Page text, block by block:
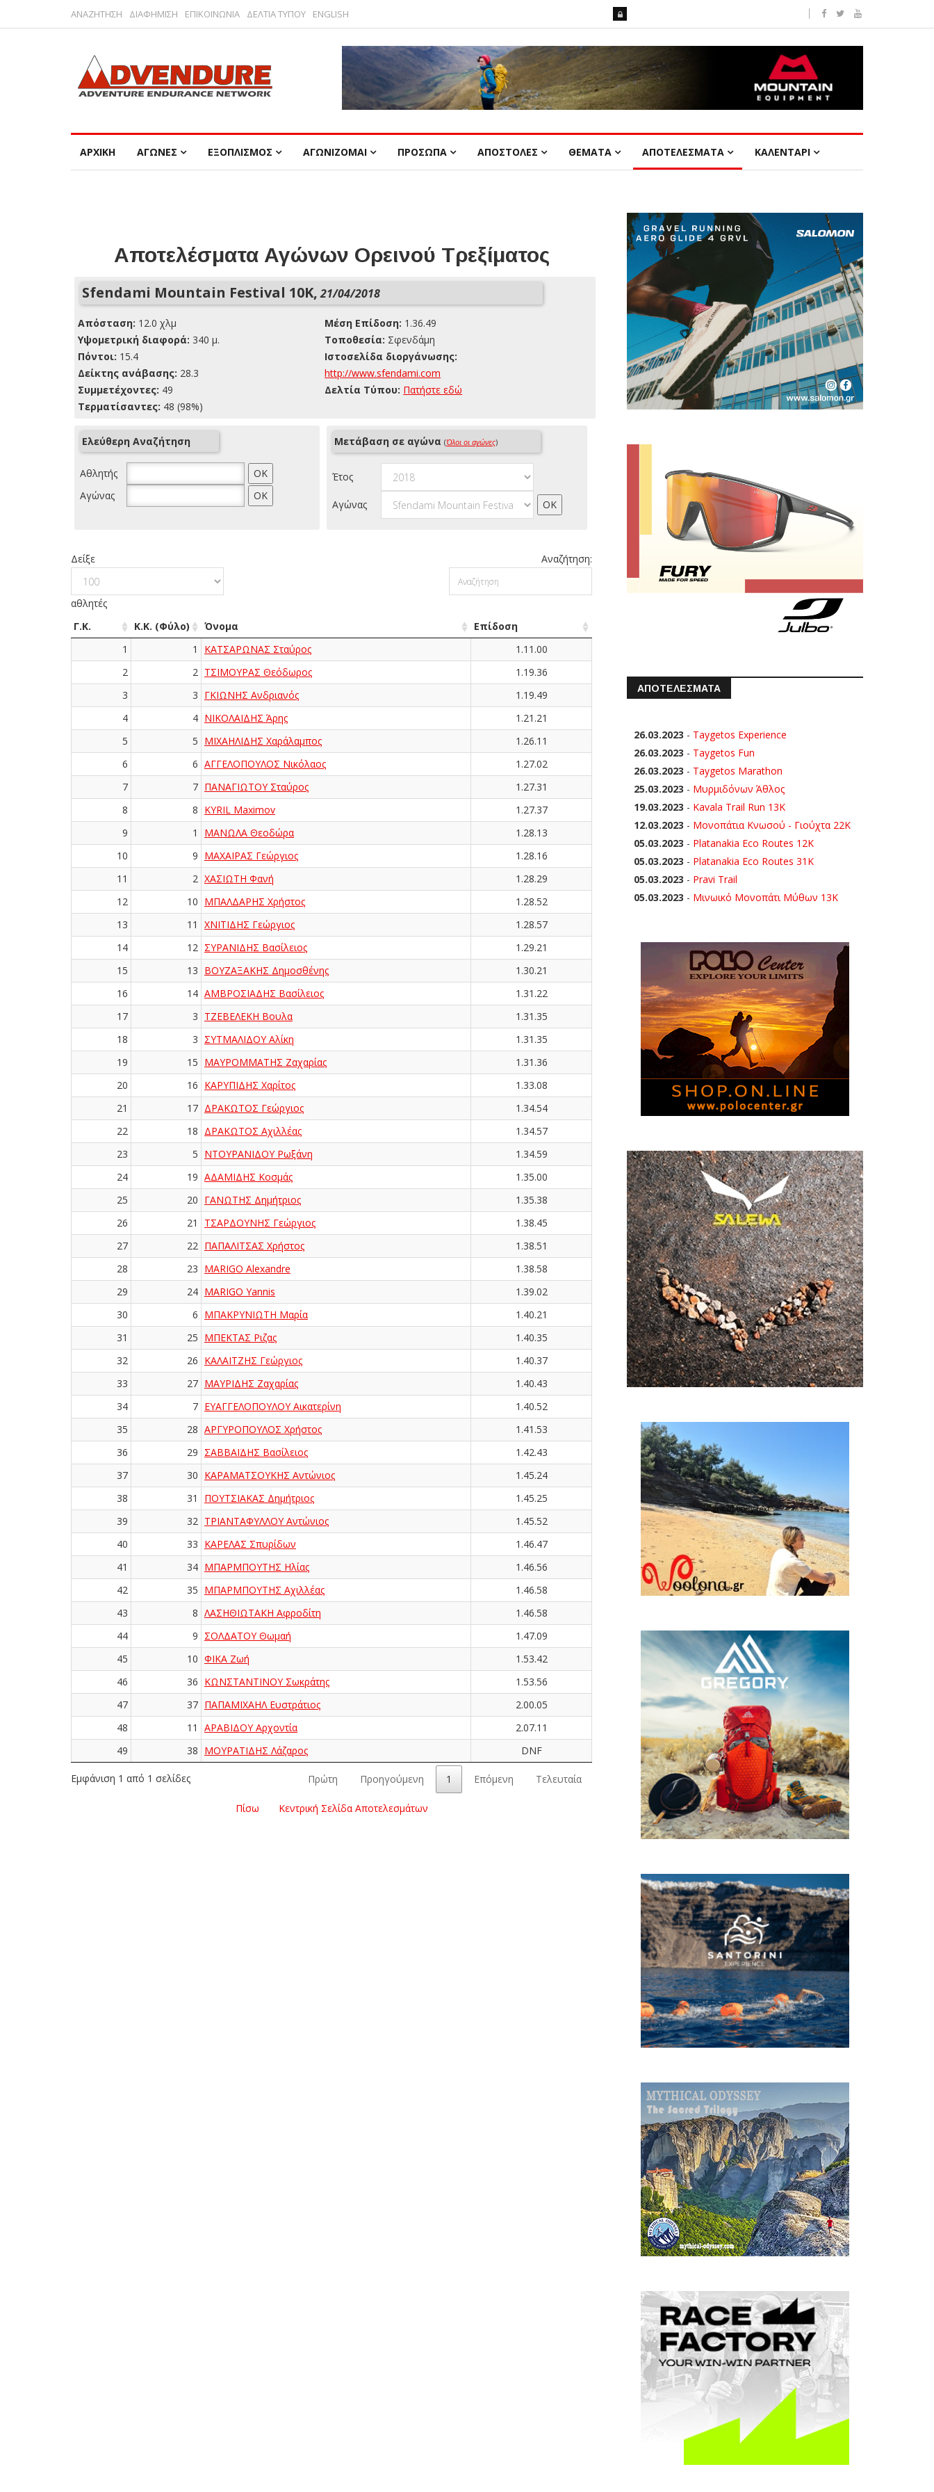
ΑΝΑΖΗΤΗΣΗ ΔΙΑΦΗΜΙΣΗ ΕΠΙΚΟΙΝΩΝΙΑ ΔΕΛΤΙΑ ΤΥΠΟΥ ENGLISH
ΑΡΧΙΚΗ ΑΓΩΝΕΣ ΕΞΟΠΛΙΣΜΟΣ ΑΓΩΝΙΖΟΜΑΙ ΠΡΟΣΩΠΑ ΑΠΟΣΤΟΛΕΣ ΘΕΜΑΤΑ ΑΠΟΤΕΛΕΣΜΑΤΑ ΚΑΛΕΝΤΑΡΙ
Αποτελέσματα Αγώνων Ορεινού Τρεξίματος
Sfendami Mountain Festival 10K,21/04/2018
Απόσταση: 12.0 χλμ
Yψομετρική διαφορά: 340 μ.
Πόντοι: 15.4
Δείκτης ανάβασης: 28.3
Συμμετέχοντες: 49
Τερματίσαντες: 48 (98%)
Μέση Επίδοση: 1.36.49
Τοποθεσία: Σφενδάμη
Ιστοσελίδα διοργάνωσης:
http://www.sfendami.com
Δελτία Τύπου: Πατήστε εδώ
Ελεύθερη Αναζήτηση
Αθλητής
Αγώνας
Μετάβαση σε αγώνα (Όλοι οι αγώνες)
Έτος
Αγώνας
Δείξε
αθλητές
Αναζήτηση:
Γ.Κ. Κ.Κ. (Φύλο) Όνομα
Επίδοση
1
1 ΚΑΤΣΑΡΩΝΑΣ Σταύρος
1.11.00
2
2 ΤΣΙΜΟΥΡΑΣ Θεόδωρος
1.19.36
3
3 ΓΚΙΩΝΗΣ Ανδριανός
1.19.49
4
4 ΝΙΚΟΛΑΪΔΗΣ Άρης
1.21.21
5
5 ΜΙΧΑΗΛΙΔΗΣ Χαράλαμπος
1.26.11
6
6 ΑΓΓΕΛΟΠΟΥΛΟΣ Νικόλαος
1.27.02
7
7 ΠΑΝΑΓΙΩΤΟΥ Σταύρος
1.27.31
8
8 KYRIL Maximov
1.27.37
9
1 ΜΑΝΩΛΑ Θεοδώρα
1.28.13
10
9 ΜΑΧΑΙΡΑΣ Γεώργιος
1.28.16
11
2 ΧΑΣΙΩΤΗ Φανή
1.28.29
12
10 ΜΠΑΛΔΑΡΗΣ Χρήστος
1.28.52
13
11 ΧΝΙΤΙΔΗΣ Γεώργιος
1.28.57
14
12 ΣΥΡΑΝΙΔΗΣ Βασίλειος
1.29.21
15
13 ΒΟΥΖΑΞΑΚΗΣ Δημοσθένης
1.30.21
16
14 ΑΜΒΡΟΣΙΑΔΗΣ Βασίλειος
1.31.22
17
3 ΤΖΕΒΕΛΕΚΗ Βουλα
1.31.35
18
3 ΣΥΤΜΑΛΙΔΟΥ Αλίκη
1.31.35
19
15 ΜΑΥΡΟΜΜΑΤΗΣ Ζαχαρίας
1.31.36
20
16 ΚΑΡΥΠΙΔΗΣ Χαρίτος
1.33.08
21
17 ΔΡΑΚΩΤΟΣ Γεώργιος
1.34.54
22
18 ΔΡΑΚΩΤΟΣ Αχιλλέας
1.34.57
23
5 ΝΤΟΥΡΑΝΙΔΟΥ Ρωξάνη
1.34.59
24
19 ΑΔΑΜΙΔΗΣ Κοσμάς
1.35.00
25
20 ΓΑΝΩΤΗΣ Δημήτριος
1.35.38
26
21 ΤΣΑΡΔΟΥΝΗΣ Γεώργιος
1.38.45
27
22 ΠΑΠΑΛΙΤΣΑΣ Χρήστος
1.38.51
28
23 MARIGO Alexandre
1.38.58
29
24 MARIGO Yannis
1.39.02
30
6 ΜΠΑΚΡΥΝΙΩΤΗ Μαρία
1.40.21
31
25 ΜΠΕΚΤΑΣ Ριζας
1.40.35
32
26 ΚΑΛΑΪΤΖΗΣ Γεώργιος
1.40.37
33
27 ΜΑΥΡΙΔΗΣ Ζαχαρίας
1.40.43
34
7 ΕΥΑΓΓΕΛΟΠΟΥΛΟΥ Αικατερίνη
1.40.52
35
28 ΑΡΓΥΡΟΠΟΥΛΟΣ Χρήστος
1.41.53
36
29 ΣΑΒΒΑΪΔΗΣ Βασίλειος
1.42.43
37
30 ΚΑΡΑΜΑΤΣΟΥΚΗΣ Αντώνιος
1.45.24
38
31 ΠΟΥΤΣΙΑΚΑΣ Δημήτριος
1.45.25
39
32 ΤΡΙΑΝΤΑΦΥΛΛΟΥ Αντώνιος
1.45.52
40
33 ΚΑΡΕΛΑΣ Σπυρίδων
1.46.47
41
34 ΜΠΑΡΜΠΟΥΤΗΣ Ηλίας
1.46.56
42
35 ΜΠΑΡΜΠΟΥΤΗΣ Αχιλλέας
1.46.58
43
8 ΛΑΣΗΘΙΩΤΑΚΗ Αφροδίτη
1.46.58
44
9 ΣΟΛΔΑΤΟΥ Θωμαή
1.47.09
45
10 ΦΙΚΑ Ζωή
1.53.42
46
36 ΚΩΝΣΤΑΝΤΙΝΟΥ Σωκράτης
1.53.56
47
37 ΠΑΠΑΜΙΧΑΗΛ Ευστράτιος
2.00.05
48
11 ΑΡΑΒΙΔΟΥ Αρχοντία
2.07.11
49
38 ΜΟΥΡΑΤΙΔΗΣ Λάζαρος DNF
Εμφάνιση 1 από 1 σελίδες Πρώτη Προηγούμενη 1 Επόμενη Τελευταία
Πίσω Κεντρική Σελίδα Αποτελεσμάτων
ΑΠΟΤΕΛΕΣΜΑΤΑ
26.03.2023 - Taygetos Experience
26.03.2023 - Taygetos Fun
26.03.2023 - Taygetos Marathon
25.03.2023 - Μυρμιδόνων Άθλος
19.03.2023 - Kavala Trail Run 13K
12.03.2023 - Μονοπάτια Κνωσού - Γιούχτα 22Κ
05.03.2023 - Platanakia Eco Routes 12K
05.03.2023 - Platanakia Eco Routes 31K
05.03.2023 - Pravi Trail
05.03.2023 - Μινωικό Μονοπάτι Μύθων 13Κ